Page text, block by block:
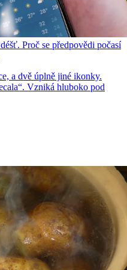
Proč se předpovědi počasí
a dvě úplně jiné ikonky.
Vzniká hluboko pod